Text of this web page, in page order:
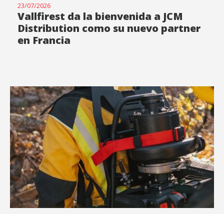
23/07/2026
Vallfirest da la bienvenida a JCM
Distribution como su nuevo partner
en Francia